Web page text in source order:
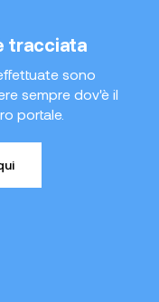
tracciata
sono
sempre dov'è il
portale.